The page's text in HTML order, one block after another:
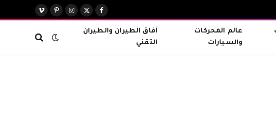
فيسبوك
X
الانستغرامبينتيريست
فيميو
عالم المحركات
والسيارات
آفاق الطيران والطيران
التقني